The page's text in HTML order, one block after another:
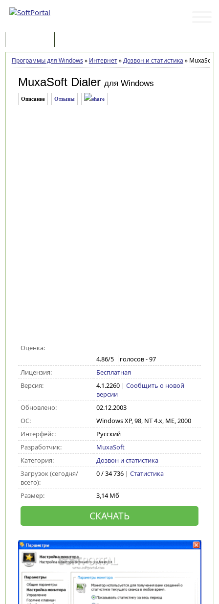
Программы для Windows » Интернет»Дозвон и статистика »MuxaSoft
MuxaSoft Dialer для Windows
Описание Отзывы
Оценка:
4.86/5 голосов -97
Лицензия:
Бесплатная
Версия:
4.1.2260| Сообщить о новой
версии
Обновлено:
02.12.2003
ОС:
Windows XP, 98, NT 4.x, ME, 2000
Интерфейс:
Русский
Разработчик:
MuxaSoft
Категория:
Дозвон и статистика
Загрузок (сегодня/
всего):
0 / 34 736 | Статистика
Размер: 3,14 Мб
СКАЧАТЬ